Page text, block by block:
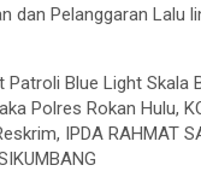
dan Pelanggaran Lalu
Patroli Blue Light Skala
Polres Rokan Hulu,
IPDA RAHMAT